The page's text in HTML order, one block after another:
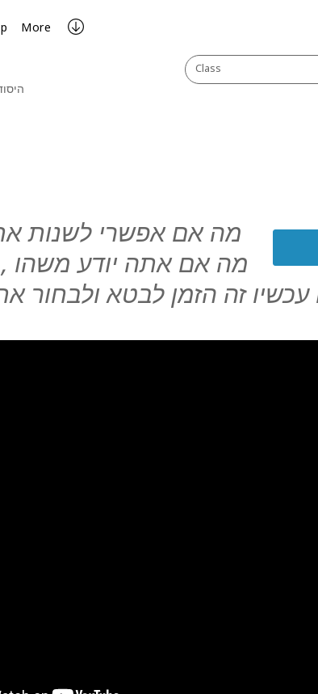
More
Class
מה אם אפשרי לשנות
מה אם אתה יודע משהו ,
זה הזמן לבטא ולבחור